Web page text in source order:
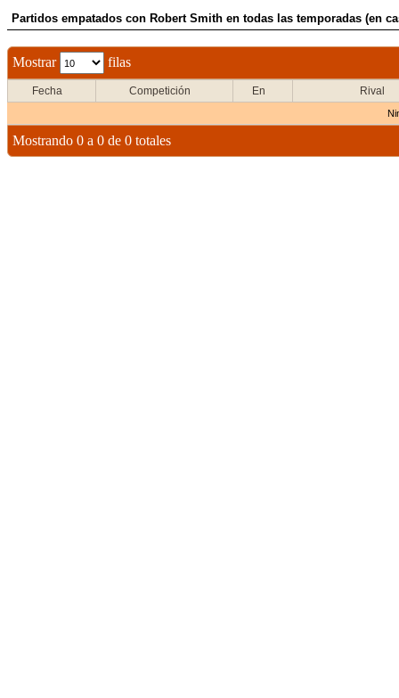
Partidos empatados con Robert Smith en todas las temporadas (en
Mostrar filas
Fecha Competición En Rival
Mostrando 0 a 0 de 0 totales